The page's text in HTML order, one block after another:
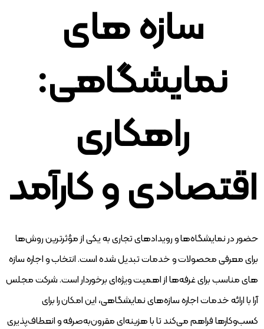
سازه های
نمایشگاهی:
راهکاری
اقتصادی و کارآمد
حضور در نمایشگاه‌ها و رویدادهای تجاری به یکی از مؤثرترین روش‌ها
برای معرفی محصولات و خدمات تبدیل شده است. انتخاب و اجاره سازه
های مناسب برای غرفه‌ها از اهمیت ویژه‌ای برخوردار است. شرکت مجلس
آرا با ارائه خدمات اجاره سازه‌های نمایشگاهی، این امکان را برای
کسب‌وکارها فراهم می‌کند تا با هزینه‌ای مقرون‌به‌صرفه و انعطاف‌پذیری